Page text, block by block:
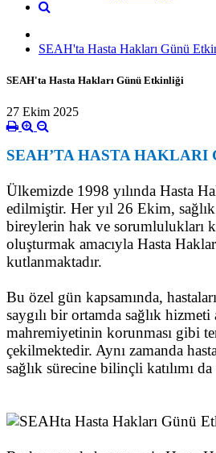
SEAH'ta Hasta Hakları Günü
SEAH'ta Hasta Hakları Günü Etkinliği
27 Ekim 2025
SEAH’TA HASTA
Ülkemizde 1998 yılında Hasta
edilmiştir. Her yıl 26 Ekim,
bireylerin hak ve sorumlulukları
oluşturmak amacıyla Hasta
kutlanmaktadır.
Bu özel gün kapsamında,
saygılı bir ortamda sağlık
mahremiyetinin korunması gibi
çekilmektedir. Aynı zamanda
sağlık sürecine bilinçli katılımı